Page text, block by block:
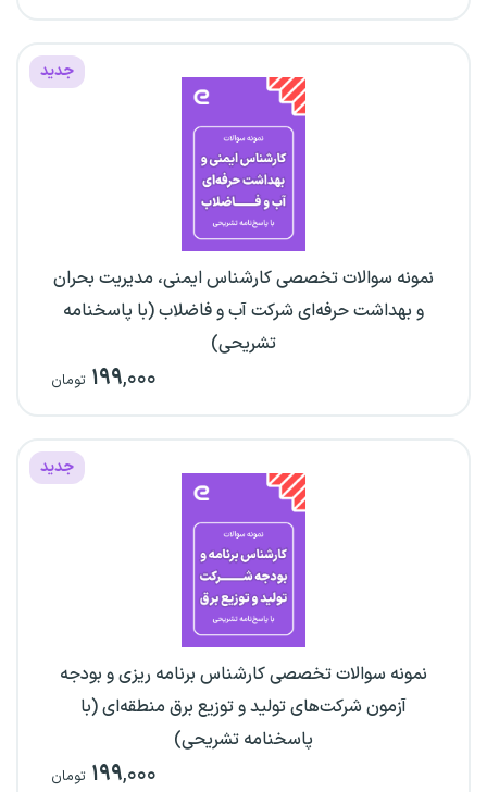
جدید
نمونه سوالات تخصصی کارشناس ایمنی، مدیریت بحران
و بهداشت حرفه‌ای شرکت آب و فاضلاب (با پاسخنامه
تشریحی)
۱۹۹,۰۰۰ تومان
جدید
نمونه سوالات تخصصی کارشناس برنامه ریزی و بودجه
آزمون شرکت‌های تولید و توزیع برق منطقه‌ای (با
پاسخنامه تشریحی)
۱۹۹,۰۰۰ تومان